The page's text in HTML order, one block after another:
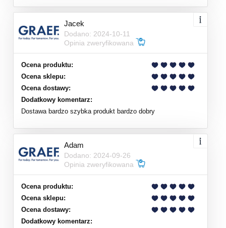
Jacek
Dodano: 2024-10-11
Opinia zweryfikowana
Ocena produktu:
Ocena sklepu:
Ocena dostawy:
Dodatkowy komentarz:
Dostawa bardzo szybka produkt bardzo dobry
Adam
Dodano: 2024-09-26
Opinia zweryfikowana
Ocena produktu:
Ocena sklepu:
Ocena dostawy:
Dodatkowy komentarz: